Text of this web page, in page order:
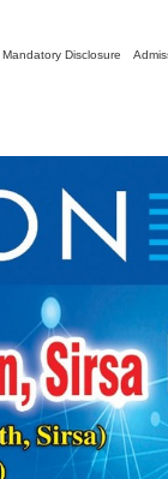
Mandatory Disclosure